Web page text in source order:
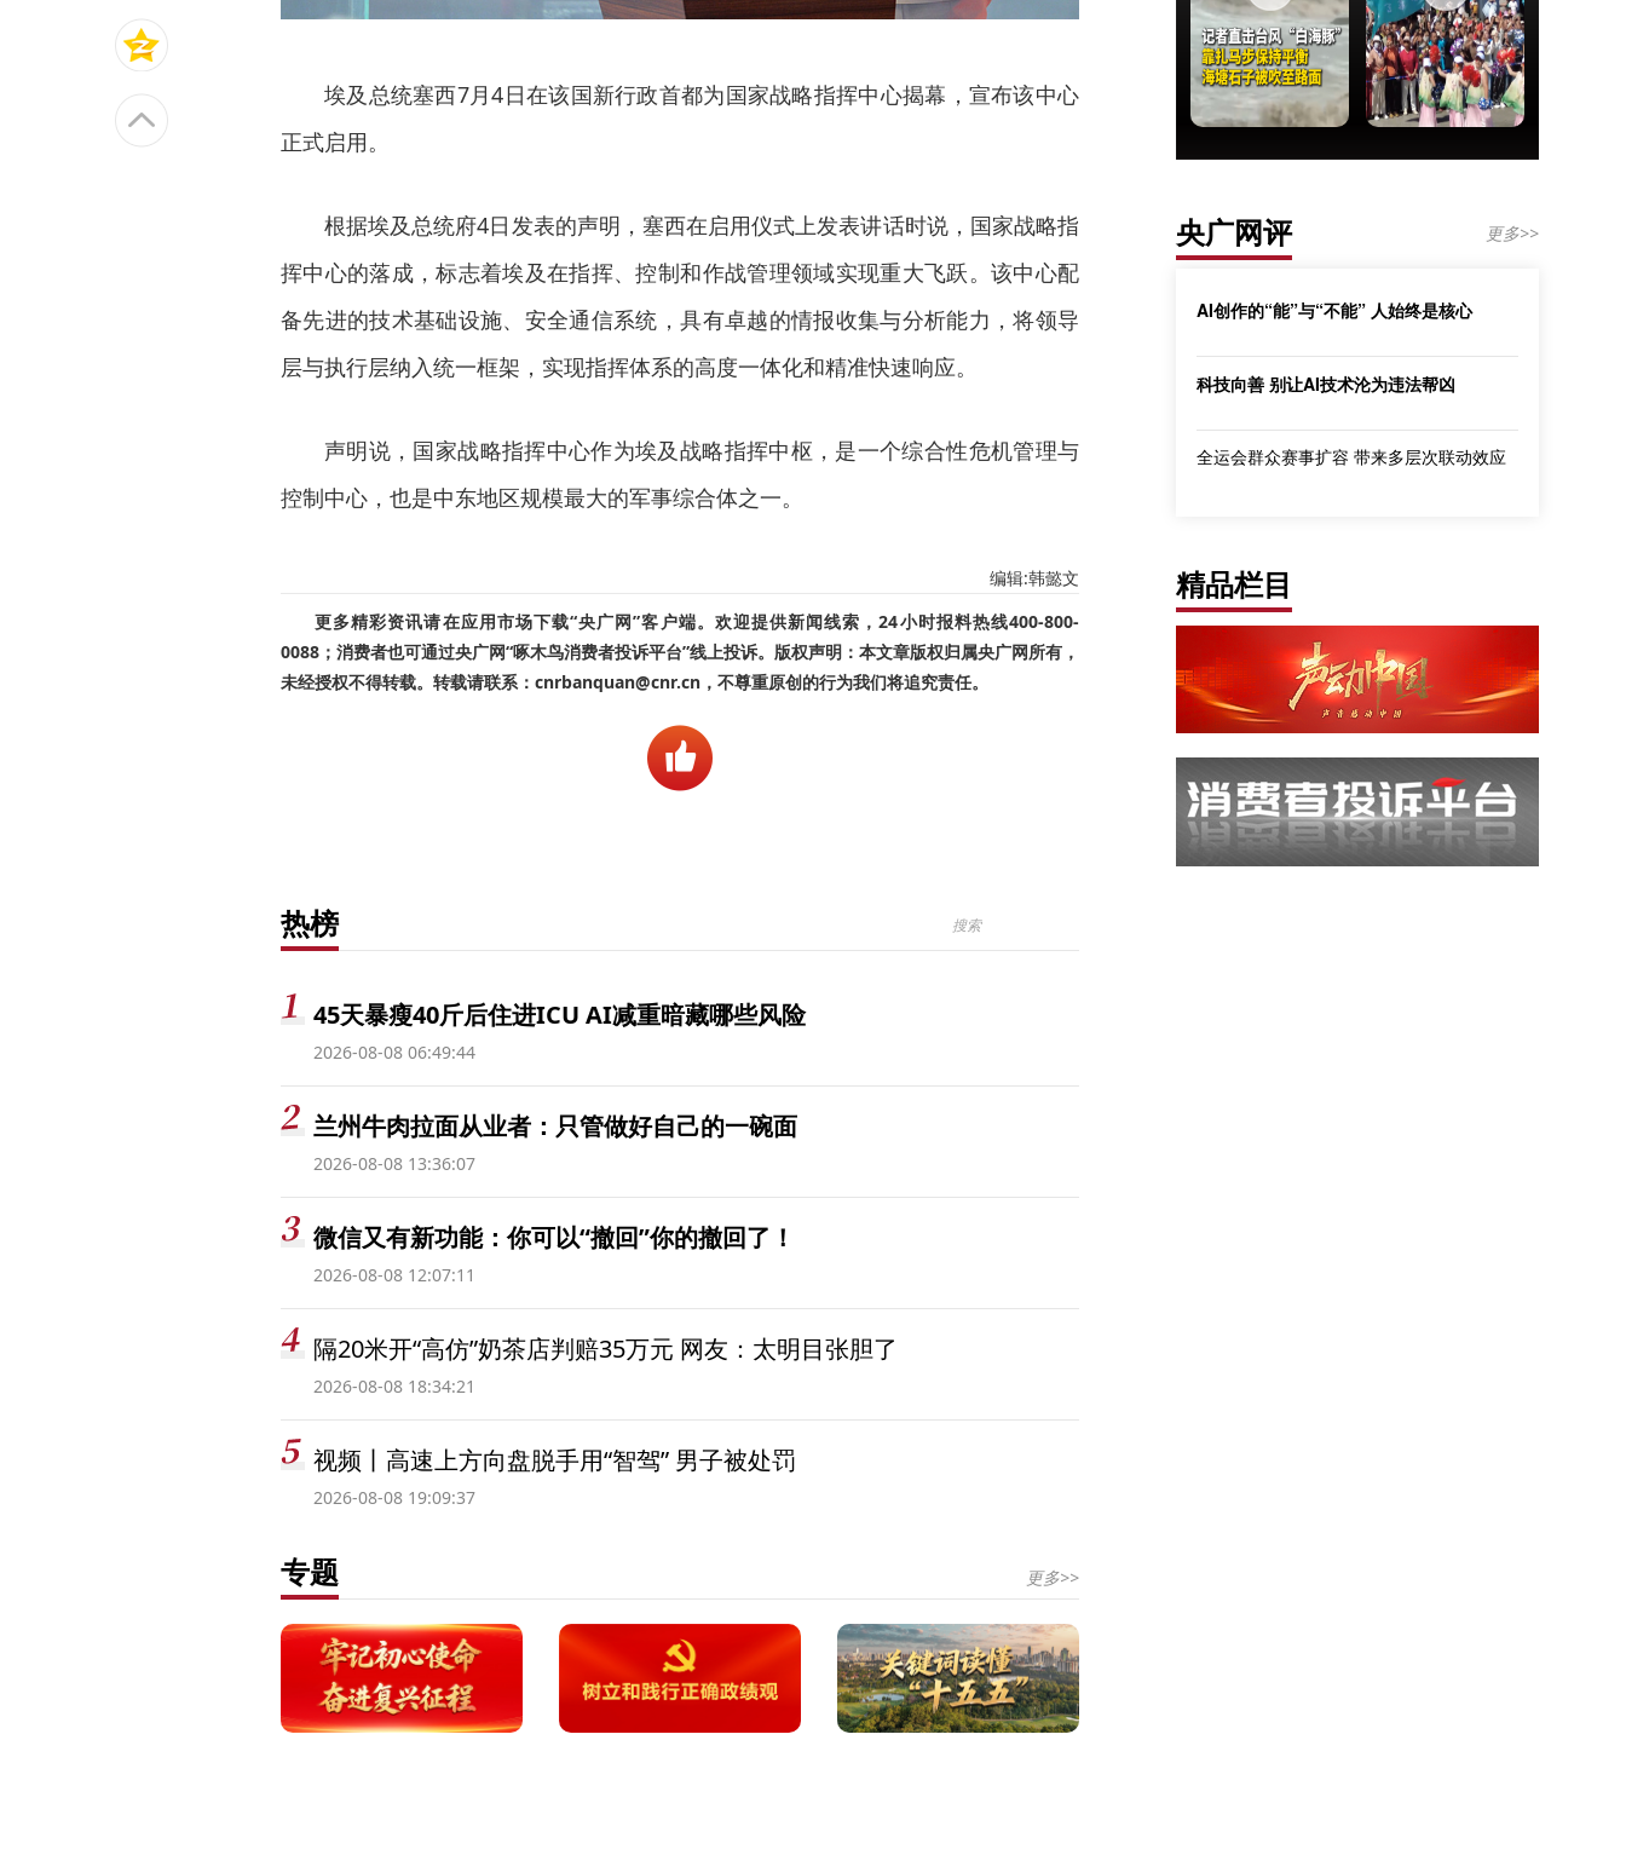
埃及总统塞西7月4日在该国新行政首都为国家战略指挥中心揭幕，宣布该中心
正式启用。
根据埃及总统府4日发表的声明，塞西在启用仪式上发表讲话时说，国家战略指
挥中心的落成，标志着埃及在指挥、控制和作战管理领域实现重大飞跃。该中心配
备先进的技术基础设施、安全通信系统，具有卓越的情报收集与分析能力，将领导
层与执行层纳入统一框架，实现指挥体系的高度一体化和精准快速响应。
声明说，国家战略指挥中心作为埃及战略指挥中枢，是一个综合性危机管理与
控制中心，也是中东地区规模最大的军事综合体之一。
编辑:韩懿文
更多精彩资讯请在应用市场下载“央广网”客户端。欢迎提供新闻线索，24小时报料热线400-800-
0088；消费者也可通过央广网“啄木鸟消费者投诉平台”线上投诉。版权声明：本文章版权归属央广网所有，
未经授权不得转载。转载请联系：cnrbanquan@cnr.cn，不尊重原创的行为我们将追究责任。
热榜
45天暴瘦40斤后住进ICU AI减重暗藏哪些风险
2026-08-08 06:49:44
兰州牛肉拉面从业者：只管做好自己的一碗面
2026-08-08 13:36:07
微信又有新功能：你可以“撤回”你的撤回了！
2026-08-08 12:07:11
隔20米开“高仿”奶茶店判赔35万元 网友：太明目张胆了
2026-08-08 18:34:21
视频丨高速上方向盘脱手用“智驾” 男子被处罚
2026-08-08 19:09:37
专题 更多>>
央广网评 更多>>
AI创作的“能”与“不能” 人始终是核心
科技向善 别让AI技术沦为违法帮凶
全运会群众赛事扩容 带来多层次联动效应
精品栏目